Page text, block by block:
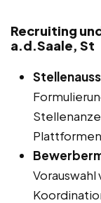
Recruiting
a.d.Saale, St